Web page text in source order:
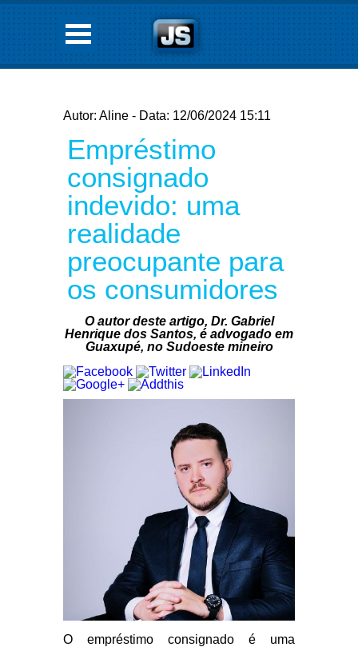
Autor: Aline - Data: 12/06/2024 15:11
Empréstimo
consignado
indevido: uma
realidade
preocupante para
os consumidores
O autor deste artigo, Dr. Gabriel
Henrique dos Santos, é advogado em
Guaxupé, no Sudoeste mineiro
O empréstimo consignado é uma